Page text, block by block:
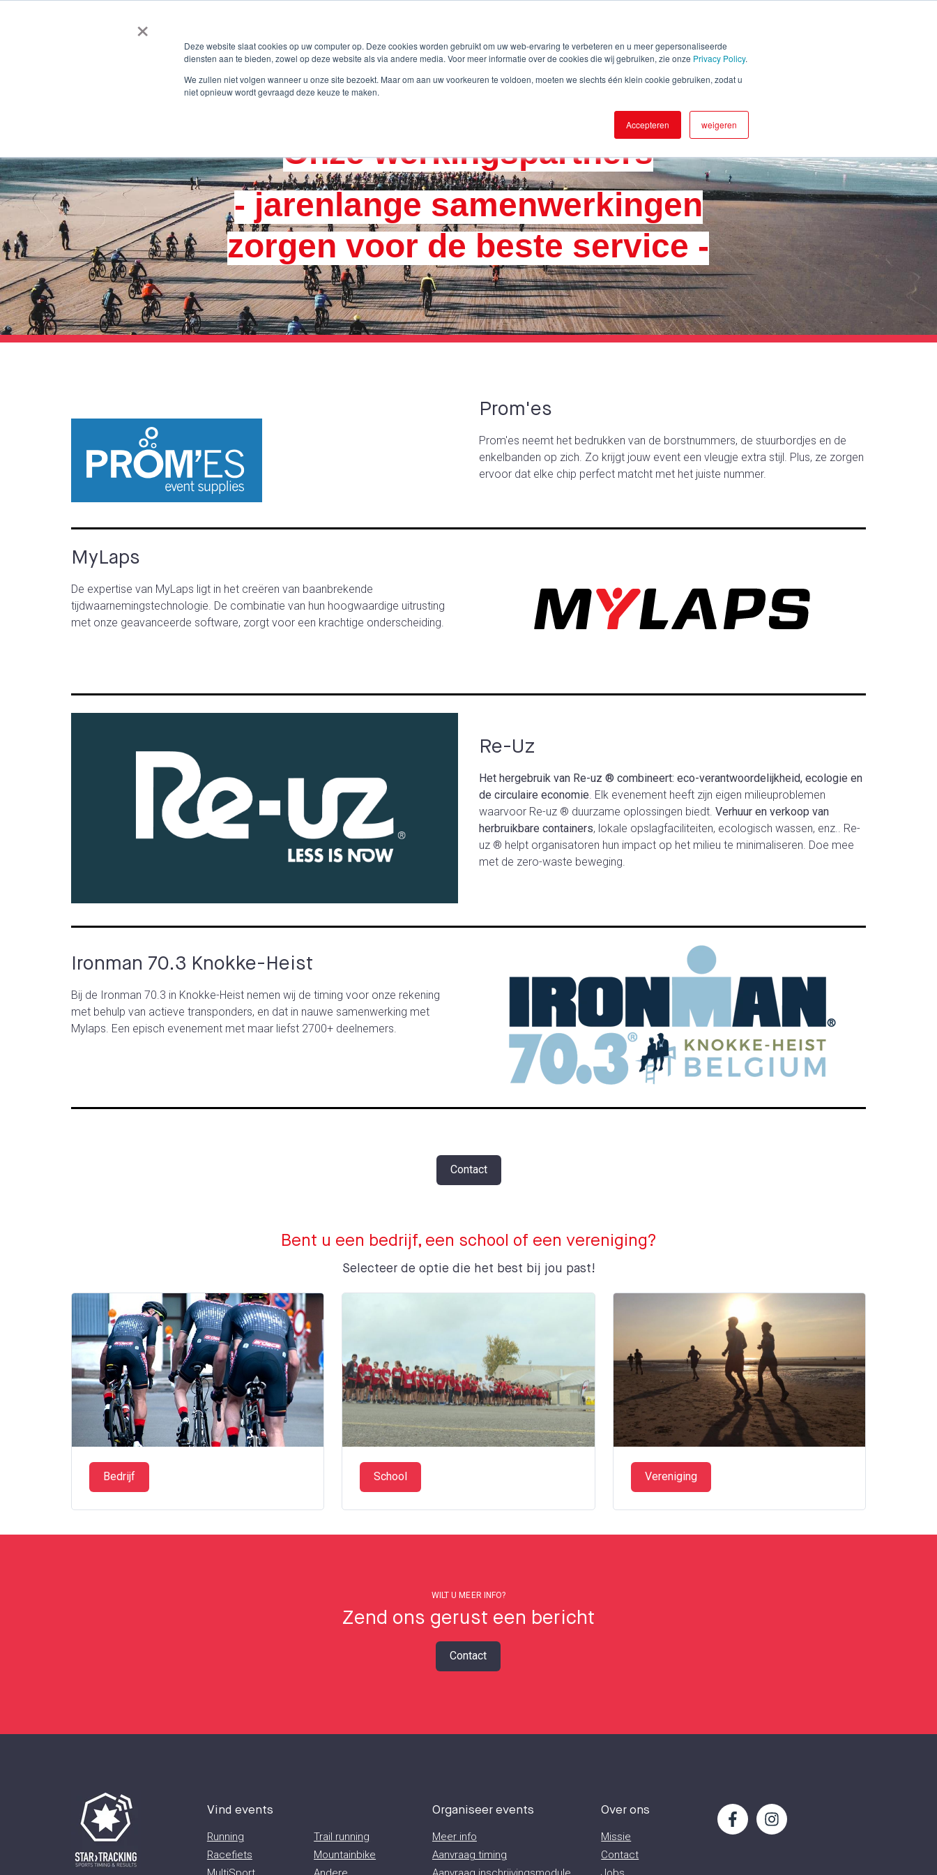
×
Deze website slaat cookies op uw computer op. Deze cookies worden gebruikt om uw web-ervaring te verbeteren en u meer gepersonaliseerde
diensten aan te bieden, zowel op deze website als via andere media. Voor meer informatie over de cookies die wij gebruiken, zie onze Privacy Policy.
We zullen niet volgen wanneer u onze site bezoekt. Maar om aan uw voorkeuren te voldoen, moeten we slechts één klein cookie gebruiken, zodat u
niet opnieuw wordt gevraagd deze keuze te maken.
Accepteren weigeren
Onze werkingspartners
- jarenlange samenwerkingen
zorgen voor de beste service -
Prom'es
Prom'es neemt het bedrukken van de borstnummers, de stuurbordjes en de
enkelbanden op zich. Zo krijgt jouw event een vleugje extra stijl. Plus, ze zorgen
ervoor dat elke chip perfect matcht met het juiste nummer.
MyLaps
De expertise van MyLaps ligt in het creëren van baanbrekende
tijdwaarnemingstechnologie. De combinatie van hun hoogwaardige uitrusting
met onze geavanceerde software, zorgt voor een krachtige onderscheiding.
Re-Uz
Het hergebruik van Re-uz ® combineert: eco-verantwoordelijkheid, ecologie en
de circulaire economie. Elk evenement heeft zijn eigen milieuproblemen
waarvoor Re-uz ® duurzame oplossingen biedt. Verhuur en verkoop van
herbruikbare containers, lokale opslagfaciliteiten, ecologisch wassen, enz.. Re-
uz ® helpt organisatoren hun impact op het milieu te minimaliseren. Doe mee
met de zero-waste beweging.
Ironman 70.3 Knokke-Heist
Bij de Ironman 70.3 in Knokke-Heist nemen wij de timing voor onze rekening
met behulp van actieve transponders, en dat in nauwe samenwerking met
Mylaps. Een episch evenement met maar liefst 2700+ deelnemers.
Contact
Bent u een bedrijf, een school of een vereniging?
Selecteer de optie die het best bij jou past!
Bedrijf School Vereniging
WILT U MEER INFO?
Zend ons gerust een bericht
Contact
Vind events
Running
Racefiets
Trail running
Mountainbike
Organiseer events
Meer info
Aanvraag timing
Over ons
Missie
Contact